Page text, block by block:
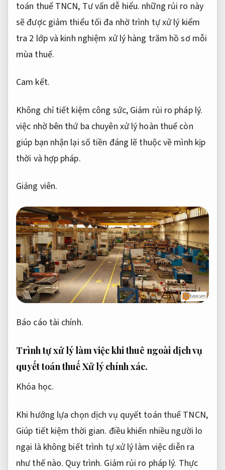
toán thuế TNCN, Tư vấn dễ hiểu. những rủi ro này
sẽ được giảm thiểu tối đa nhờ trình tự xử lý kiểm
tra 2 lớp và kinh nghiệm xử lý hàng trăm hồ sơ mỗi
mùa thuế.
Cam kết.
Không chỉ tiết kiệm công sức, Giảm rủi ro pháp lý.
việc nhờ bên thứ ba chuyên xử lý hoàn thuế còn
giúp bạn nhận lại số tiền đáng lẽ thuộc về mình kịp
thời và hợp pháp.
Giảng viên.
Báo cáo tài chính.
Trình tự xử lý làm việc khi thuê ngoài dịch vụ
quyết toán thuếXử lý chính xác.
Khóa học.
Khi hướng lựa chọn dịch vụ quyết toán thuế TNCN,
Giúp tiết kiệm thời gian. điều khiến nhiều người lo
ngại là không biết trình tự xử lý làm việc diễn ra
như thế nào. Quy trình. Giảm rủi ro pháp lý. Thực